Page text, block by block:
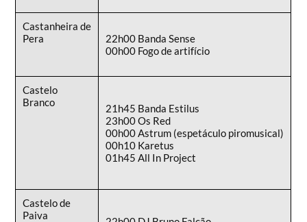
Castanheira de
Pera
22h00 Banda Sense
00h00 Fogo de artifício
Castelo
Branco
21h45 Banda Estilus
23h00 Os Red
00h00 Astrum (espetáculo piromusical)
00h10 Karetus
01h45 All In Project
Castelo de
Paiva